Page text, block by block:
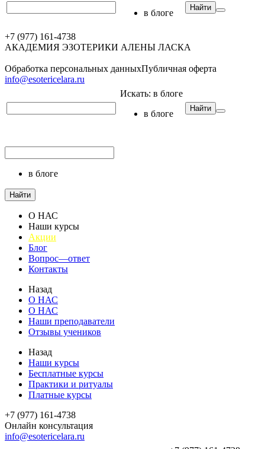
в блоге
Найти
+7 (977) 161-4738
АКАДЕМИЯ ЭЗОТЕРИКИ АЛЕНЫ ЛАСКА
Обработка персональных данныхПубличная оферта
info@esotericelara.ru
Искать: в блоге
в блоге
Найти
в блоге
Найти
О НАС
Наши курсы
Акции
Блог
Вопрос—ответ
Контакты
Назад
О НАС
О НАС
Наши преподаватели
Отзывы учеников
Назад
Наши курсы
Бесплатные курсы
Практики и ритуалы
Платные курсы
+7 (977) 161-4738
Онлайн консультация
info@esotericelara.ru